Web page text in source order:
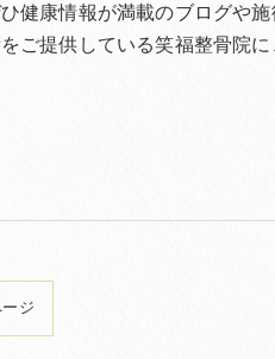
健康情報が満載のブログや
ご提供している笑福整骨院
ジ